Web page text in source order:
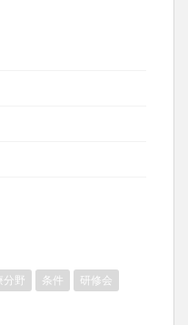
分野 条件
研修会